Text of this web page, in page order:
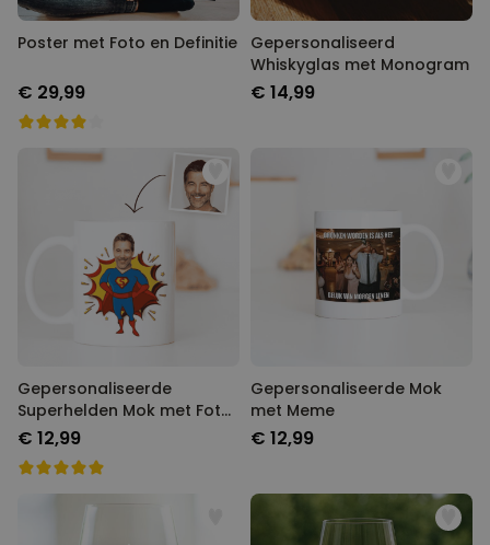
Poster met Foto en Definitie
€ 29,99
Gepersonaliseerd
Whiskyglas met Monogram
€ 14,99
Gepersonaliseerde
Superhelden Mok met Foto
Gezicht
€ 12,99
Gepersonaliseerde Mok
met Meme
€ 12,99